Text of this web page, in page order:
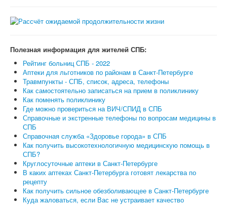
Полезная информация для жителей СПБ:
Рейтинг больниц СПБ - 2022
Аптеки для льготников по районам в Санкт-Петербурге
Травмпункты - СПБ, список, адреса, телефоны
Как самостоятельно записаться на прием в поликлинику
Как поменять поликлинику
Где можно провериться на ВИЧ/СПИД в СПБ
Справочные и экстренные телефоны по вопросам медицины в
СПБ
Справочная служба «Здоровье города» в СПБ
Как получить высокотехнологичную медицинскую помощь в
СПБ?
Круглосуточные аптеки в Санкт-Петербурге
В каких аптеках Санкт-Петербурга готовят лекарства по
рецепту
Как получить сильное обезболивающее в Санкт-Петербурге
Куда жаловаться, если Вас не устраивает качество